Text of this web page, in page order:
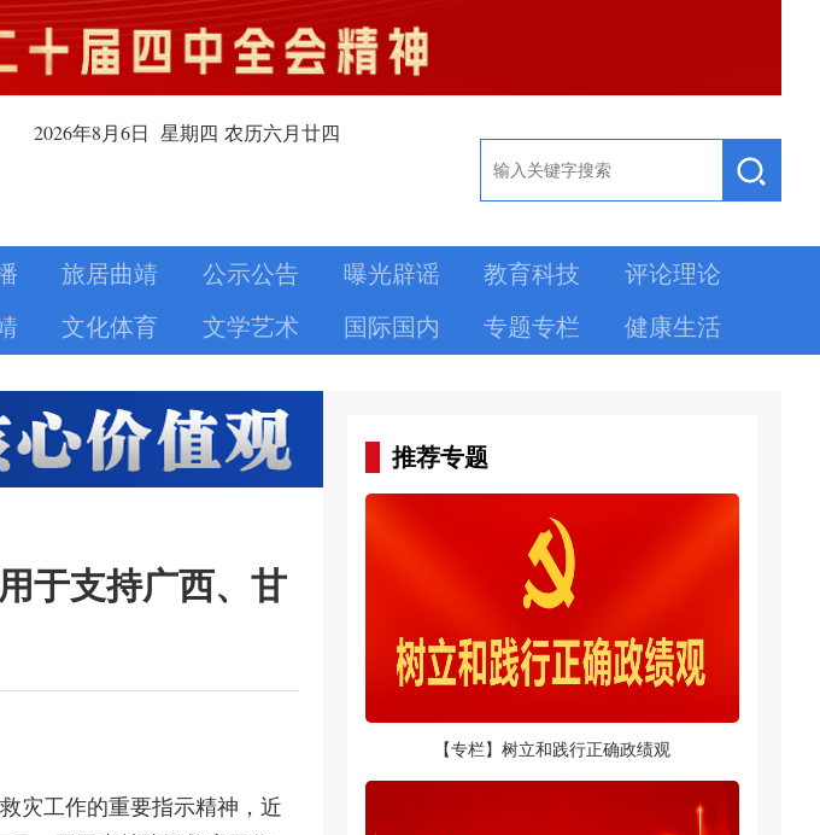
2026年8月6日 星期四 农历六月廿四
旅居曲靖 公示公告 曝光辟谣 教育科技
评论理论
文化体育 文学艺术 国际国内 专题专栏 健康生活
于支持广西、甘
灾工作的重要指示精神，近
推荐专题
【专栏】树立和践行正确政绩观